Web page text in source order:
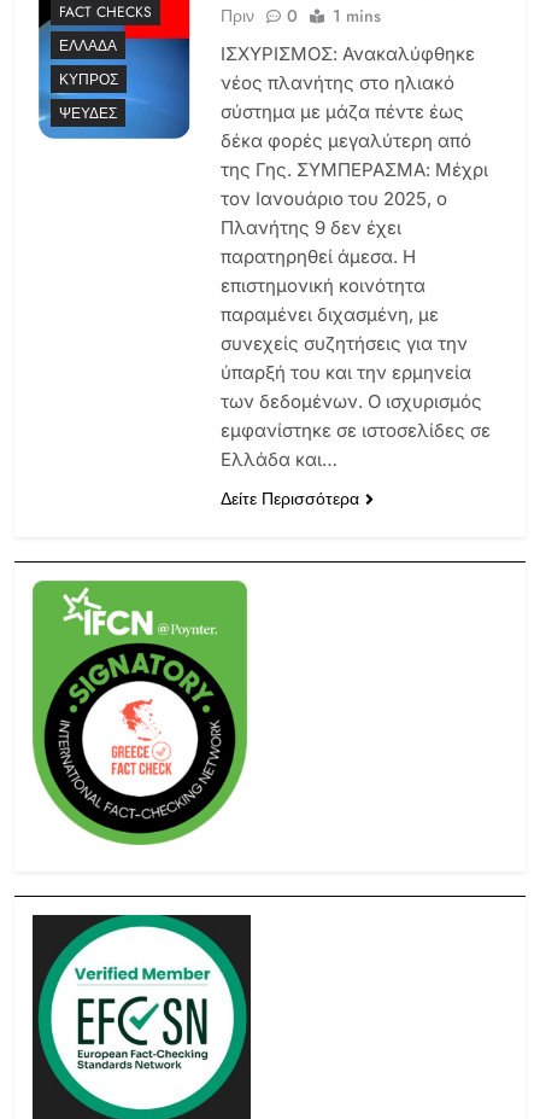
FACT CHECKS
ΕΛΛΆΔΑ
ΚΎΠΡΟΣ
ΨΕΥΔΈΣ
Πριν
0 1 mins
ΙΣΧΥΡΙΣΜΟΣ: Ανακαλύφθηκε
νέος πλανήτης στο ηλιακό
σύστημα με μάζα πέντε έως
δέκα φορές μεγαλύτερη από
της Γης. ΣΥΜΠΕΡΑΣΜΑ: Μέχρι
τον Ιανουάριο του 2025, ο
Πλανήτης 9 δεν έχει
παρατηρηθεί άμεσα. Η
επιστημονική κοινότητα
παραμένει διχασμένη, με
συνεχείς συζητήσεις για την
ύπαρξή του και την ερμηνεία
των δεδομένων. Ο ισχυρισμός
εμφανίστηκε σε ιστοσελίδες σε
Ελλάδα και…
Δείτε Περισσότερα